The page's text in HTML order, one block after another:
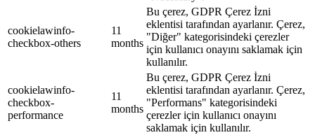
cookielawinfo-
checkbox-others
11
months
Bu çerez, GDPR Çerez İzni
eklentisi tarafından ayarlanır. Çerez,
"Diğer" kategorisindeki çerezler
için kullanıcı onayını saklamak için
kullanılır.
cookielawinfo-
checkbox-
performance
11
months
Bu çerez, GDPR Çerez İzni
eklentisi tarafından ayarlanır. Çerez,
"Performans" kategorisindeki
çerezler için kullanıcı onayını
saklamak için kullanılır.